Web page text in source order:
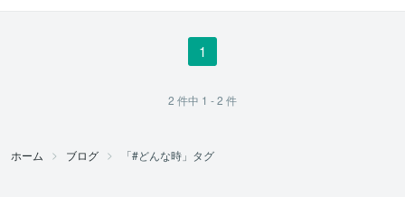
1
2 件中 1 - 2 件
ホーム ブログ 「#どんな時」タグ